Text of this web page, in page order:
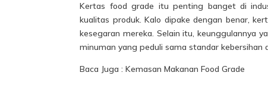
Kertas food grade itu penting banget di
kualitas produk. Kalo dipake dengan benar,
kesegaran mereka. Selain itu, keunggulannya
minuman yang peduli sama standar kebersihan
Baca Juga : Kemasan Makanan Food Grade